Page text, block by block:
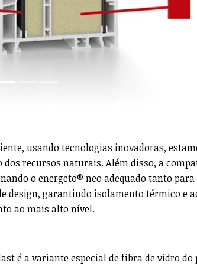
usando tecnologias inovadoras,
dos recursos naturais. Além disso, a
o energeto® neo adequado tanto para
design, garantindo isolamento térmico e
ao mais alto nível.
é a variante especial de fibra de vidro